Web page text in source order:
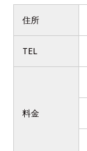
住所
TEL
料金